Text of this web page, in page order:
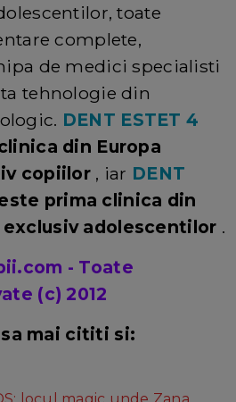
toate
complete,
de medici specialisti
tehnologie din
DENT ESTET 4
din Europa
copiilor, iar DENT
prima clinica din
exclusiv adolescentilor .
- Toate
(c) 2012
mai cititi si: